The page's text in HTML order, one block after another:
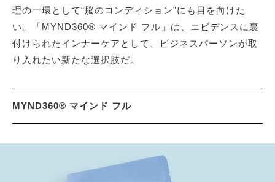
理の一環として“脳のコンディション”にも目を向けた
い。「MYND360® マインド フル」は、エビデンスに裏
付けられたインナーケアとして、ビジネスパーソンが取
り入れたい新たな選択肢だ。
MYND360® マインド フル